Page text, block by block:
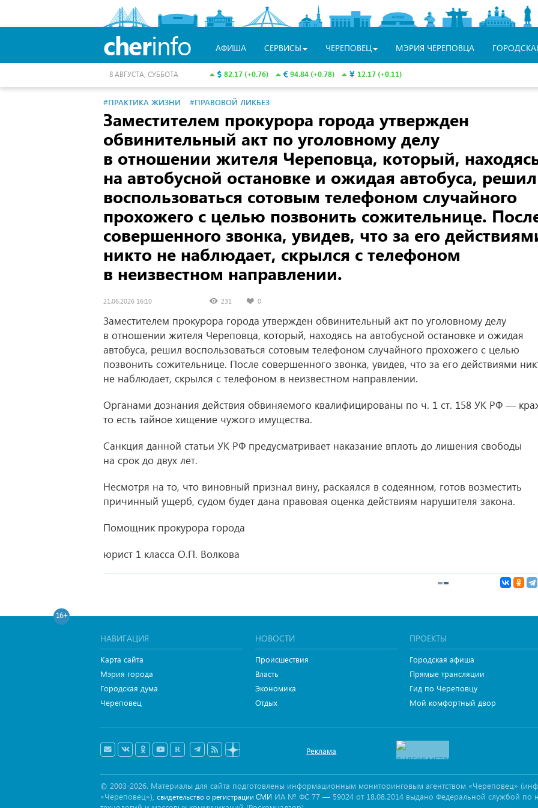
cherinfo АФИША СЕРВИСЫ ЧЕРЕПОВЕЦ МЭРИЯ ЧЕРЕПОВЦА
82.17 (+0.76) 94.84 (+0.78) 12.17 (+0.11)
8 АВГУСТА, СУББОТА
#ПРАКТИКА ЖИЗНИ #ПРАВОВОЙ ЛИКБЕЗ
Заместителем прокурора города утвержден
обвинительный акт по уголовному делу
в отношении жителя Череповца, который,
на автобусной остановке и ожидая автобуса, решил
воспользоваться сотовым телефоном случайного
прохожего с целью позвонить сожительнице.
совершенного звонка, увидев, что за его
никто не наблюдает, скрылся с телефоном
в неизвестном направлении.
21.06.2026 16:10 231 0
Заместителем прокурора города утвержден обвинительный акт по уголовному делу
в отношении жителя Череповца, который, находясь на автобусной остановке и ожидая
автобуса, решил воспользоваться сотовым телефоном случайного прохожего с целью
позвонить сожительнице. После совершенного звонка, увидев, что за его действиями
не наблюдает, скрылся с телефоном в неизвестном направлении.
Органами дознания действия обвиняемого квалифицированы по ч. 1 ст. 158 УК РФ —
то есть тайное хищение чужого имущества.
Санкция данной статьи УК РФ предусматривает наказание вплоть до лишения свободы
на срок до двух лет.
Несмотря на то, что виновный признал вину, раскаялся в содеянном, готов возместить
причинный ущерб, судом будет дана правовая оценка действиям нарушителя закона.
Помощник прокурора города
юрист 1 класса О.П. Волкова
16+
НАВИГАЦИЯ
Карта сайта
Мэрия города
Городская дума
Череповец
НОВОСТИ
Происшествия
Власть
Экономика
Отдых
ПРОЕКТЫ
Городская афиша
Прямые трансляции
Гид по Череповцу
Мой комфортный двор
Реклама
© 2003-2026. Материалы для сайта подготовлены информационным мониторинговым агентством «Череповец»
«Череповец»), свидетельство о регистрации СМИ ИА № ФС 77 — 59024 от 18.08.2014 выдано Федеральной службой по